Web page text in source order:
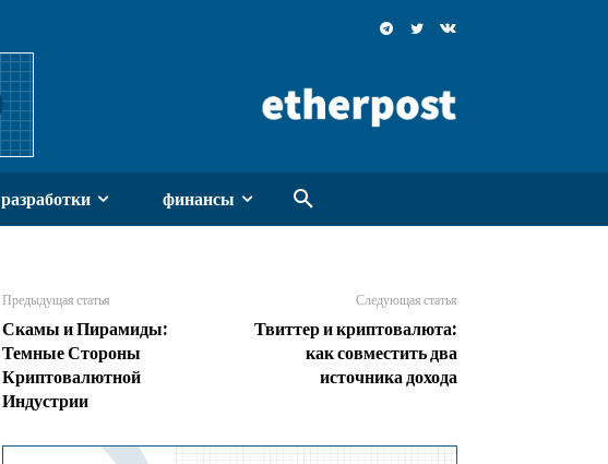
разработки финансы
Предыдущая статья
Скамы и Пирамиды:
Темные Стороны
Криптовалютной
Индустрии
Следующая статья
Твиттер и криптовалюта:
как совместить два
источника дохода